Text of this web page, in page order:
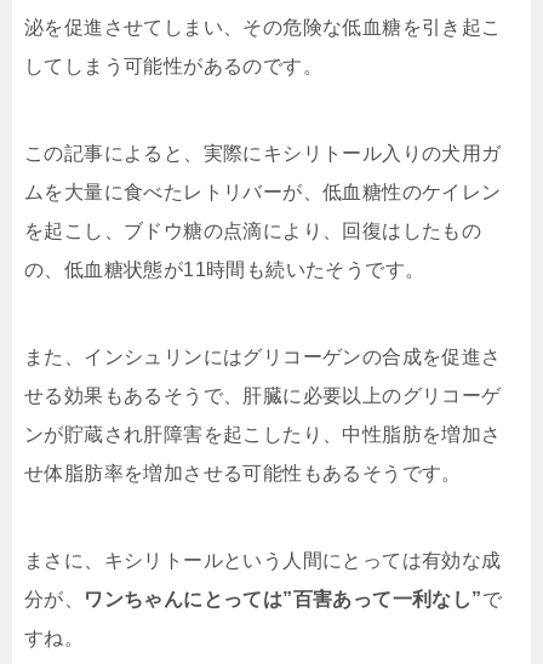
泌を促進させてしまい、その危険な低血糖を引き起こ
してしまう可能性があるのです。
この記事によると、実際にキシリトール入りの犬用ガ
ムを大量に食べたレトリバーが、低血糖性のケイレン
を起こし、ブドウ糖の点滴により、回復はしたもの
の、低血糖状態が11時間も続いたそうです。
また、インシュリンにはグリコーゲンの合成を促進さ
せる効果もあるそうで、肝臓に必要以上のグリコーゲ
ンが貯蔵され肝障害を起こしたり、中性脂肪を増加さ
せ体脂肪率を増加させる可能性もあるそうです。
まさに、キシリトールという人間にとっては有効な成
分が、
ワンちゃんにとっては”百害あって一利なし”で
すね。